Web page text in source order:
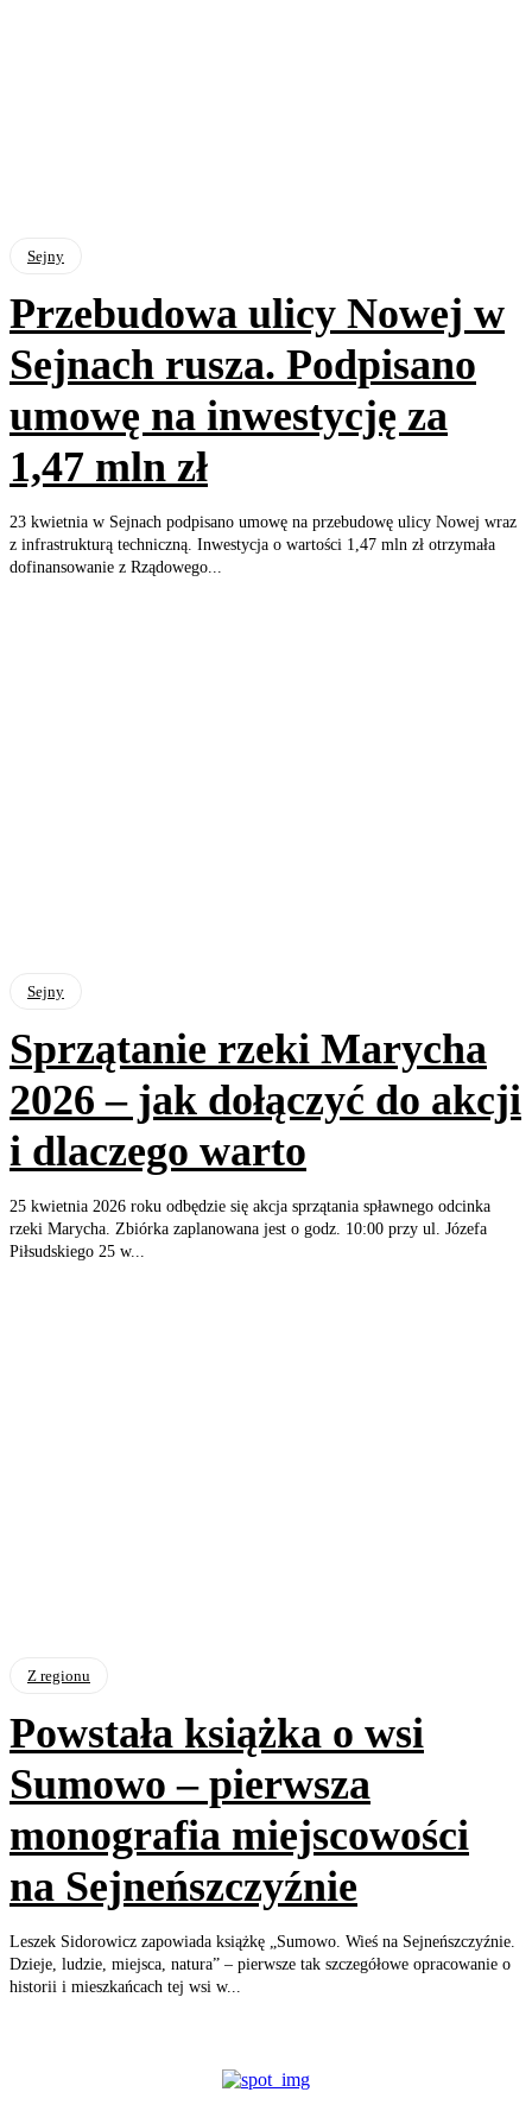
Sejny
Przebudowa ulicy Nowej w
Sejnach rusza. Podpisano
umowę na inwestycję za
1,47 mln zł
23 kwietnia w Sejnach podpisano umowę na przebudowę ulicy Nowej wraz
z infrastrukturą techniczną. Inwestycja o wartości 1,47 mln zł otrzymała
dofinansowanie z Rządowego...
Sejny
Sprzątanie rzeki Marycha
2026 – jak dołączyć do akcji
i dlaczego warto
25 kwietnia 2026 roku odbędzie się akcja sprzątania spławnego odcinka
rzeki Marycha. Zbiórka zaplanowana jest o godz. 10:00 przy ul. Józefa
Piłsudskiego 25 w...
Z regionu
Powstała książka o wsi
Sumowo – pierwsza
monografia miejscowości
na Sejneńszczyźnie
Leszek Sidorowicz zapowiada książkę „Sumowo. Wieś na Sejneńszczyźnie.
Dzieje, ludzie, miejsca, natura” – pierwsze tak szczegółowe opracowanie o
historii i mieszkańcach tej wsi w...